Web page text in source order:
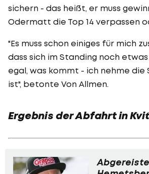
sichern - das heißt, er muss
Odermatt die Top 14 verpassen
"Es muss schon einiges für mich
dass sich im Standing noch
egal, was kommt - ich nehme die
ist", betonte Von Allmen.
Ergebnis der Abfahrt in